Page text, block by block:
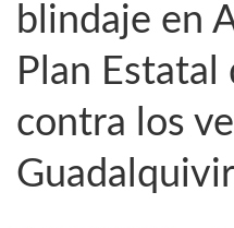
blindaje en
Plan
contra los
Guadalquivir